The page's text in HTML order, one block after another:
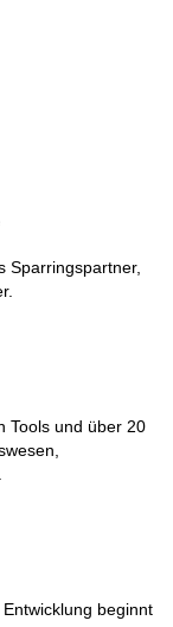
Sparringspartner,
Tools und über 20
beginnt